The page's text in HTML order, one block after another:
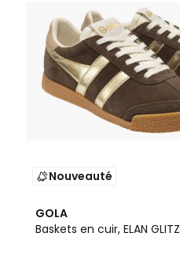
Nouveauté
GOLA
Baskets en cuir, ELAN GLITZ